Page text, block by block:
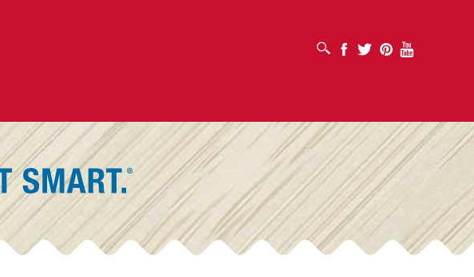
MỞ HỘP TÌM KIẾM Facebook
Twitter PinterestYoutube